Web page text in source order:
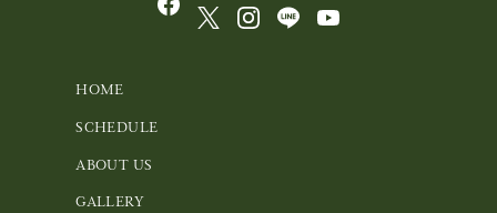
HOME
SCHEDULE
ABOUT US
GALLERY